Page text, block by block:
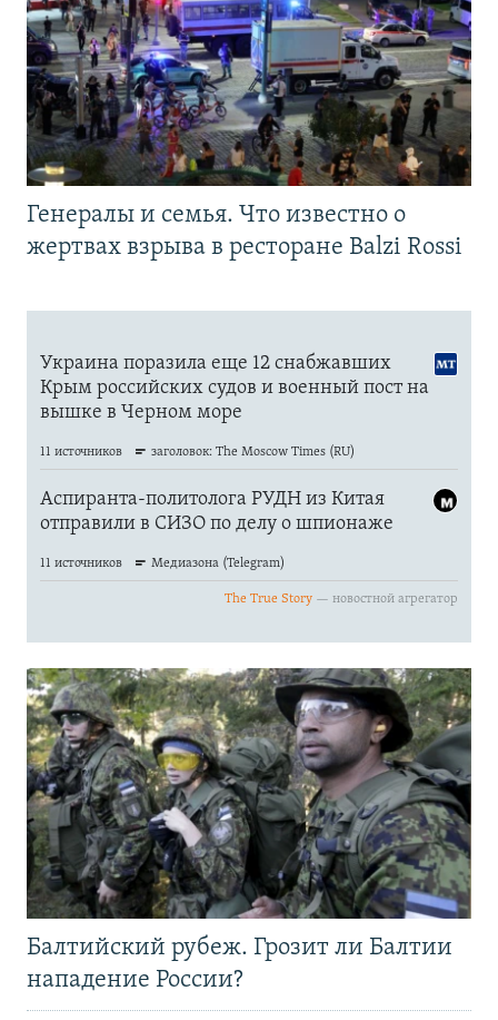
Генералы и семья. Что известно о
жертвах взрыва в ресторане Balzi Rossi
Балтийский рубеж. Грозит ли Балтии
нападение России?